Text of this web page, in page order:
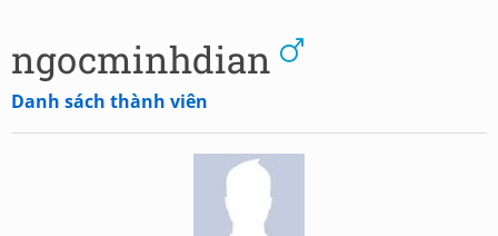
ngocminhdian
Danh sách thành viên